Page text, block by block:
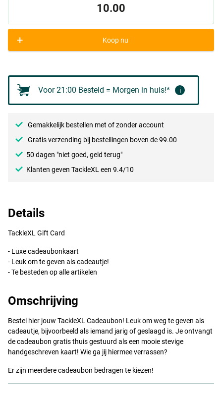
10.00
+ Koop nu
Voor 21:00 Besteld = Morgen in huis!* i
Gemakkelijk bestellen met of zonder account
Gratis verzending bij bestellingen boven de 99.00
50 dagen "niet goed, geld terug"
Klanten geven TackleXL een 9.4/10
Details
TackleXL Gift Card
- Luxe cadeaubonkaart
- Leuk om te geven als cadeautje!
- Te besteden op alle artikelen
Omschrijving
Bestel hier jouw TackleXL Cadeaubon! Leuk om weg te geven als
cadeautje, bijvoorbeeld als iemand jarig of geslaagd is. Je ontvangt
de cadeaubon gratis thuis gestuurd als een mooie stevige
handgeschreven kaart! Wie ga jij hiermee verrassen?
Er zijn meerdere cadeaubon bedragen te kiezen!